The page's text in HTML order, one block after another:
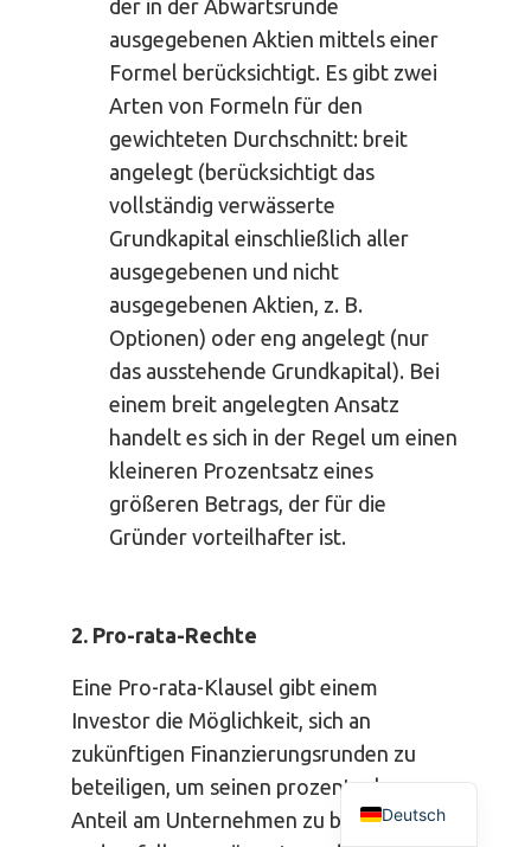
der in der Abwärtsrunde
ausgegebenen Aktien mittels einer
Formel berücksichtigt. Es gibt zwei
Arten von Formeln für den
gewichteten Durchschnitt: breit
angelegt (berücksichtigt das
vollständig verwässerte
Grundkapital einschließlich aller
ausgegebenen und nicht
ausgegebenen Aktien, z. B.
Optionen) oder eng angelegt (nur
das ausstehende Grundkapital). Bei
einem breit angelegten Ansatz
handelt es sich in der Regel um einen
kleineren Prozentsatz eines
größeren Betrags, der für die
Gründer vorteilhafter ist.
2. Pro-rata-Rechte
Eine Pro-rata-Klausel gibt einem
Investor die Möglichkeit, sich an
zukünftigen Finanzierungsrunden zu
beteiligen, um seinen prozentualen
Anteil am Unternehmen zu behalten, der
Deutsch